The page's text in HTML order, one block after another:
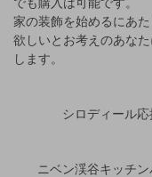
家の装飾を始めるにあ
欲しいとお考えのあな
します。
シロディール
ニベン渓谷キッチ